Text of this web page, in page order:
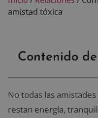
amistad tóxica
Contenido
No todas las
restan energía,